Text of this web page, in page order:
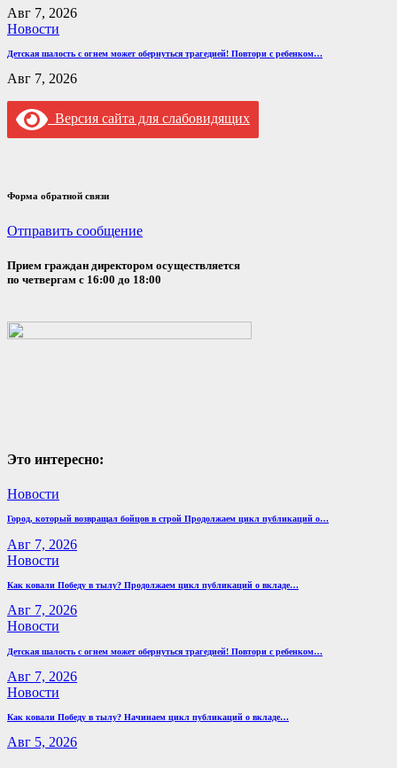
Авг 7, 2026
Новости
Детская шалость с огнем может обернуться трагедией! Повтори с ребенком…
Авг 7, 2026
Версия сайта для слабовидящих
Форма обратной связи
Отправить сообщение
Прием граждан директором осуществляется
по четвергам с 16:00 до 18:00
Это интересно:
Новости
Город, который возвращал бойцов в строй Продолжаем цикл публикаций о…
Авг 7, 2026
Новости
Как ковали Победу в тылу? Продолжаем цикл публикаций о вкладе…
Авг 7, 2026
Новости
Детская шалость с огнем может обернуться трагедией! Повтори с ребенком…
Авг 7, 2026
Новости
Как ковали Победу в тылу? Начинаем цикл публикаций о вкладе…
Авг 5, 2026